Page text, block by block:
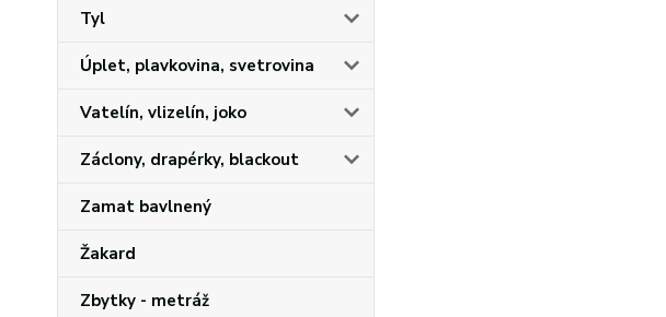
Tyl
Úplet, plavkovina, svetrovina
Vatelín, vlizelín, joko
Záclony, drapérky, blackout
Zamat bavlnený
Žakard
Zbytky - metráž